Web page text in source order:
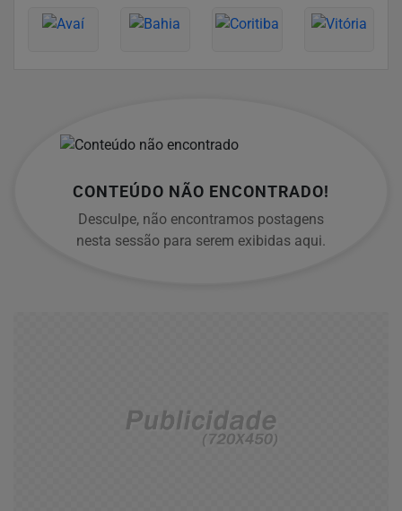
CONTEÚDO NÃO ENCONTRADO!
Desculpe, não encontramos postagens
nesta sessão para serem exibidas aqui.